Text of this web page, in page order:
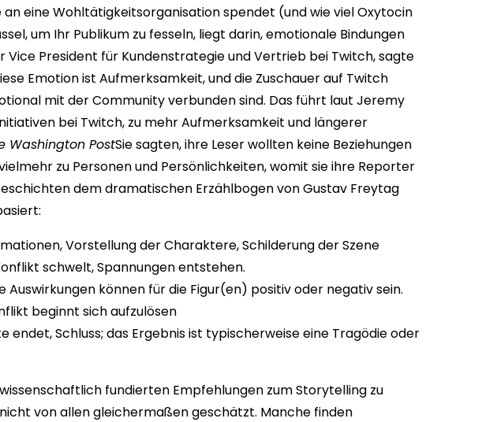
eine Wohltätigkeitsorganisation spendet (und wie viel Oxytocin
um Ihr Publikum zu fesseln, liegt darin, emotionale Bindungen
Vice President für Kundenstrategie und Vertrieb bei Twitch, sagte
Emotion ist Aufmerksamkeit, und die Zuschauer auf Twitch
mit der Community verbunden sind. Das führt laut Jeremy
bei Twitch, zu mehr Aufmerksamkeit und längerer
Washington PostSie sagten, ihre Leser wollten keine Beziehungen
zu Personen und Persönlichkeiten, womit sie ihre Reporter
dem dramatischen Erzählbogen von Gustav Freytag
Vorstellung der Charaktere, Schilderung der Szene
schwelt, Spannungen entstehen.
Auswirkungen können für die Figur(en) positiv oder negativ sein.
beginnt sich aufzulösen
endet, Schluss; das Ergebnis ist typischerweise eine Tragödie oder
fundierten Empfehlungen zum Storytelling zu
von allen gleichermaßen geschätzt. Manche finden